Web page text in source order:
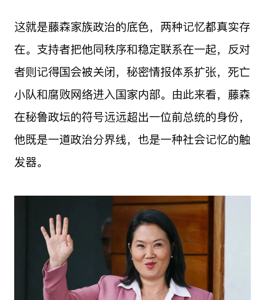
这就是藤森家族政治的底色，两种记忆都真实存
在。支持者把他同秩序和稳定联系在一起，反对
者则记得国会被关闭，秘密情报体系扩张，死亡
小队和腐败网络进入国家内部。由此来看，藤森
在秘鲁政坛的符号远远超出一位前总统的身份，
他既是一道政治分界线，也是一种社会记忆的触
发器。